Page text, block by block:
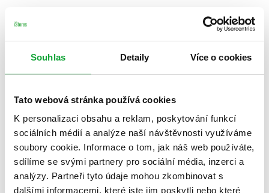
Souhlas Detaily Více o cookies
Tato webová stránka používá cookies
K personalizaci obsahu a reklam, poskytování funkcí
sociálních médií a analýze naší návštěvnosti využíváme
soubory cookie. Informace o tom, jak náš web používáte,
sdílíme se svými partnery pro sociální média, inzerci a
analýzy. Partneři tyto údaje mohou zkombinovat s
dalšími informacemi, které jste jim poskytli nebo které